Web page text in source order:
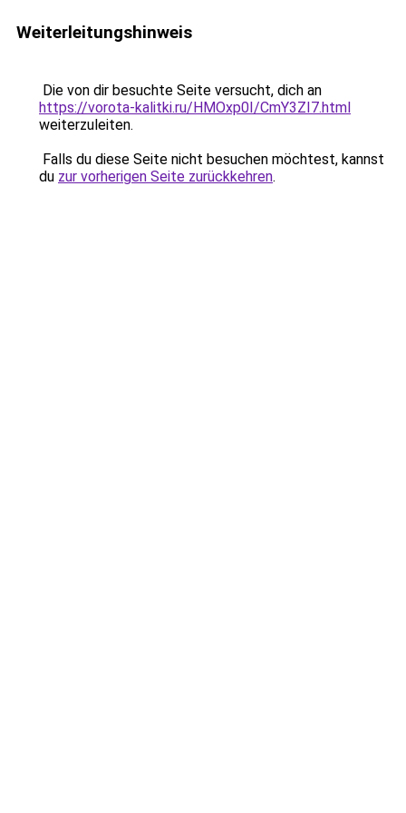
Weiterleitungshinweis
Die von dir besuchte Seite versucht, dich an
https://vorota-kalitki.ru/HMOxp0I/CmY3ZI7.html
weiterzuleiten.
Falls du diese Seite nicht besuchen möchtest, kannst
du zur vorherigen Seite zurückkehren.